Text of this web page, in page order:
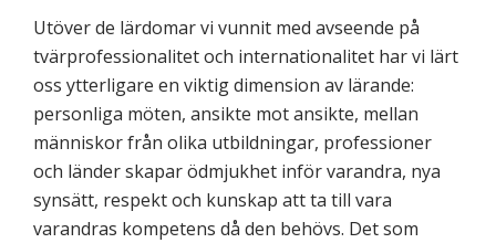
Utöver de lärdomar vi vunnit med avseende på
tvärprofessionalitet och internationalitet har vi lärt
oss ytterligare en viktig dimension av lärande:
personliga möten, ansikte mot ansikte, mellan
människor från olika utbildningar, professioner
och länder skapar ödmjukhet inför varandra, nya
synsätt, respekt och kunskap att ta till vara
varandras kompetens då den behövs. Det som